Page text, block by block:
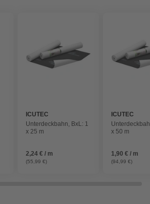
ICUTEC
Unterdeckbahn, BxL: 1
x 25 m
2,24 € / m
(55,99 €)
ICUTEC
x 50 m
1,90 € / m
(94,99 €)